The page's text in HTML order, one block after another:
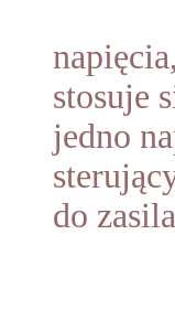
stosuje
jedno
do